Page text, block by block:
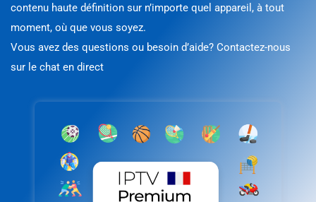
contenu haute définition sur n’importe quel appareil, à tout
moment, où que vous soyez.
Vous avez des questions ou besoin d’aide? Contactez-nous
sur le chat en direct